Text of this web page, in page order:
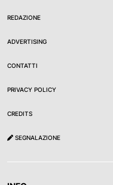
REDAZIONE
ADVERTISING
CONTATTI
PRIVACY POLICY
CREDITS
SEGNALAZIONE